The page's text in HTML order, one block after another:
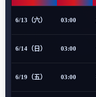
6/13（六） 03:00
6/14（日） 03:00
6/19（五） 03:00